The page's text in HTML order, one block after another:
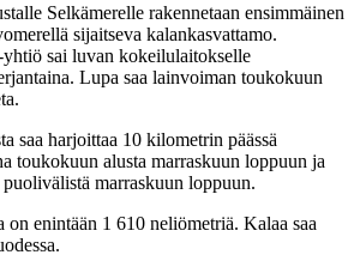
Selkämerelle rakennetaan ensimmäinen
sijaitseva kalankasvattamo.
sai luvan kokeilulaitokselle
Lupa saa lainvoiman toukokuun
saa harjoittaa 10 kilometrin päässä
toukokuun alusta marraskuun loppuun ja
marraskuun loppuun.
on enintään 1 610 neliömetriä. Kalaa saa